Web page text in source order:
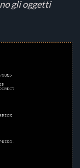
gli oggetti